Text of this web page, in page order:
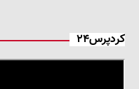
کردپرس۲۴